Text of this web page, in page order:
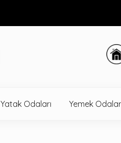
Yatak Odaları Yemek